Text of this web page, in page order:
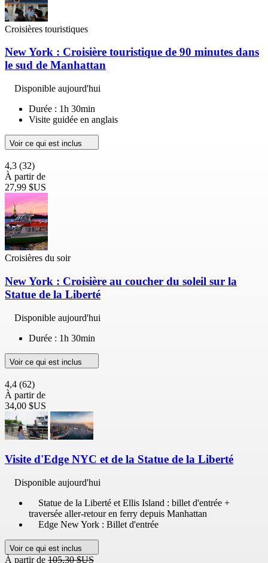
Croisières touristiques
New York : Croisière touristique de 90 minutes dans
le sud de Manhattan
Disponible aujourd'hui
Durée : 1h 30min
Visite guidée en anglais
Voir ce qui est inclus
4,3 (32)
À partir de
27,99 $US
Croisières du soir
New York : Croisière au coucher du soleil sur la
Statue de la Liberté
Disponible aujourd'hui
Durée : 1h 30min
Voir ce qui est inclus
4,4 (62)
À partir de
34,00 $US
Visite d'Edge NYC et de la Statue de la Liberté
Disponible aujourd'hui
Statue de la Liberté et Ellis Island : billet d'entrée +
traversée aller-retour en ferry depuis Manhattan
Edge New York : Billet d'entrée
Voir ce qui est inclus
À partir de 105,30 $US